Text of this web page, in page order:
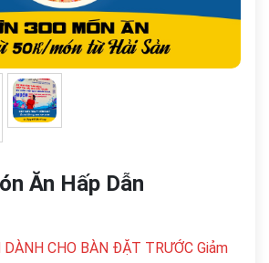
Ăn Hấp Dẫn
CHO BÀN ĐẶT TRƯỚC Giảm